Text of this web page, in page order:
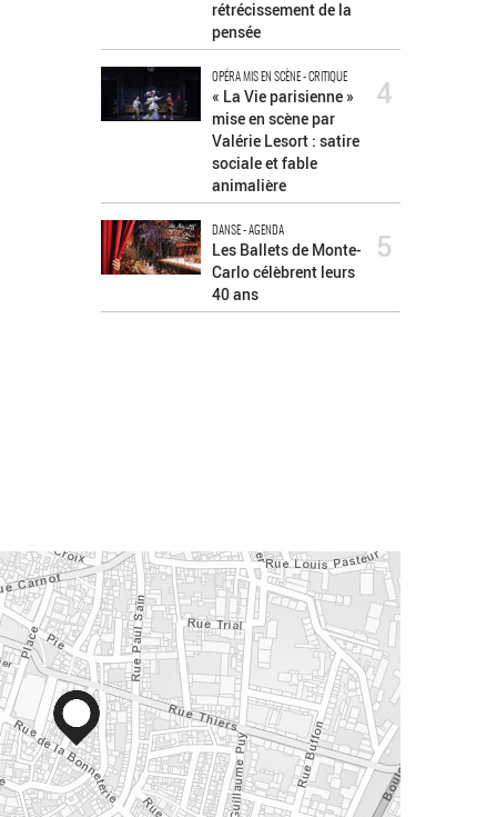
rétrécissement de la
pensée
OPÉRA MIS EN SCÈNE - CRITIQUE
« La Vie parisienne »
mise en scène par
Valérie Lesort : satire
sociale et fable
animalière
4
DANSE - AGENDA
Les Ballets de Monte-
Carlo célèbrent leurs
40 ans
5